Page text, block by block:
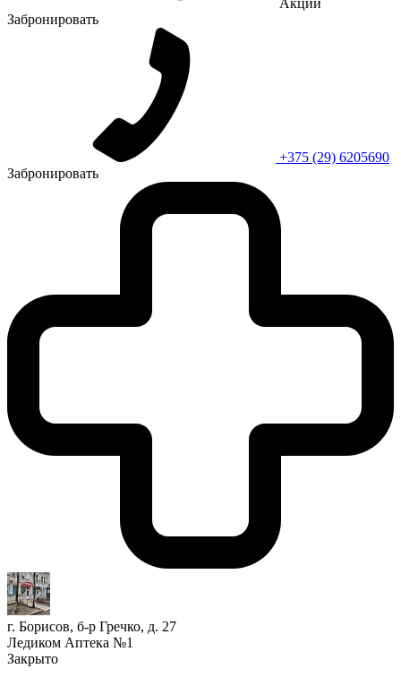
Забронировать
+375 (29) 6205690
Забронировать
г. Борисов, б-р Гречко, д. 27
Ледиком Аптека №1
Закрыто